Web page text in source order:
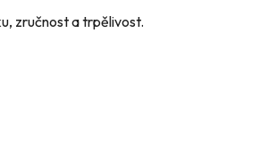
zručnost a trpělivost.